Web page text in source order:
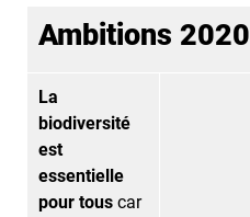
Ambitions 2020
La
biodiversité
est
essentielle
pour tous car